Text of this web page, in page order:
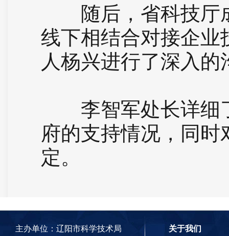
随后，省科技厅
线下相结合对接企业
人杨兴进行了深入的
李智军处长详细
府的支持情况，同
定。
主办单位：辽阳市科学技术局
关于我们